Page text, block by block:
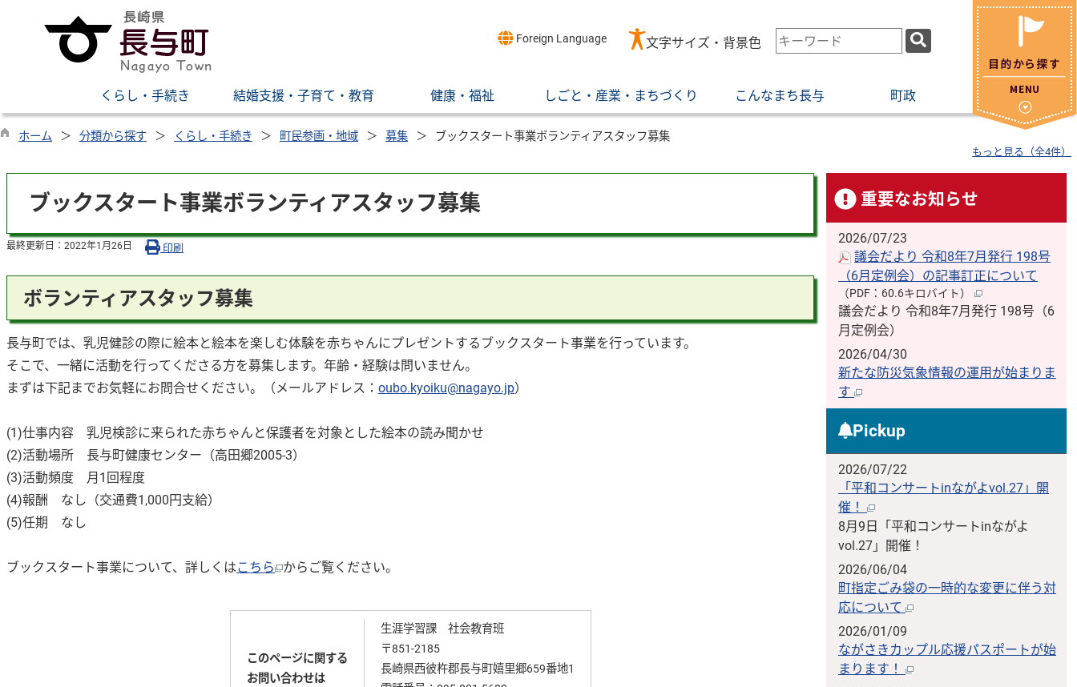
Foreign Language 文字サイズ・背景色
検
索
ー
ワ
くらし・手続き 結婚支援・子育て・教育 健康・福祉 しごと・産業・まちづくり こんなまち長与 町政
ホーム 分類から探す くらし・手続き 町民参画・地域 募集 ブックスタート事業ボランティアスタッフ募集
もっと見る（全4件）
ブックスタート事業ボランティアスタッフ募集
最終更新日： 2022年1月26日 印刷
ボランティアスタッフ募集
長与町では、乳児健診の際に絵本と絵本を楽しむ体験を赤ちゃんにプレゼントするブックスタート事業を行っています。
そこで、一緒に活動を行ってくださる方を募集します。年齢・経験は問いません。
まずは下記までお気軽にお問合せください。（メールアドレス： oubo.kyoiku@nagayo.jp）
(1)仕事内容 乳児検診に来られた赤ちゃんと保護者を対象とした絵本の読み聞かせ
(2)活動場所 長与町健康センター（高田郷2005-3）
(3)活動頻度 月1回程度
(4)報酬 なし（交通費1,000円支給）
(5)任期 なし
ブックスタート事業について、詳しくはこちら からご覧ください。
このページに関する
お問い合わせは
生涯学習課 社会教育班
〒851-2185
長崎県西彼杵郡長与町嬉里郷659番地1
重要なお知らせ
2026/07/23
議会だより 令和8年7月発行 198号
（6月定例会）の記事訂正について
（PDF：60.6キロバイト）
議会だより 令和8年7月発行 198号（6
月定例会）
2026/04/30
新たな防災気象情報の運用が始まりま
す
Pickup
2026/07/22
「平和コンサートinながよvol.27」開
催！
8月9日「平和コンサートinながよ
vol.27」開催！
2026/06/04
町指定ごみ袋の一時的な変更に伴う対
応について
2026/01/09
ながさきカップル応援パスポートが始
まります！